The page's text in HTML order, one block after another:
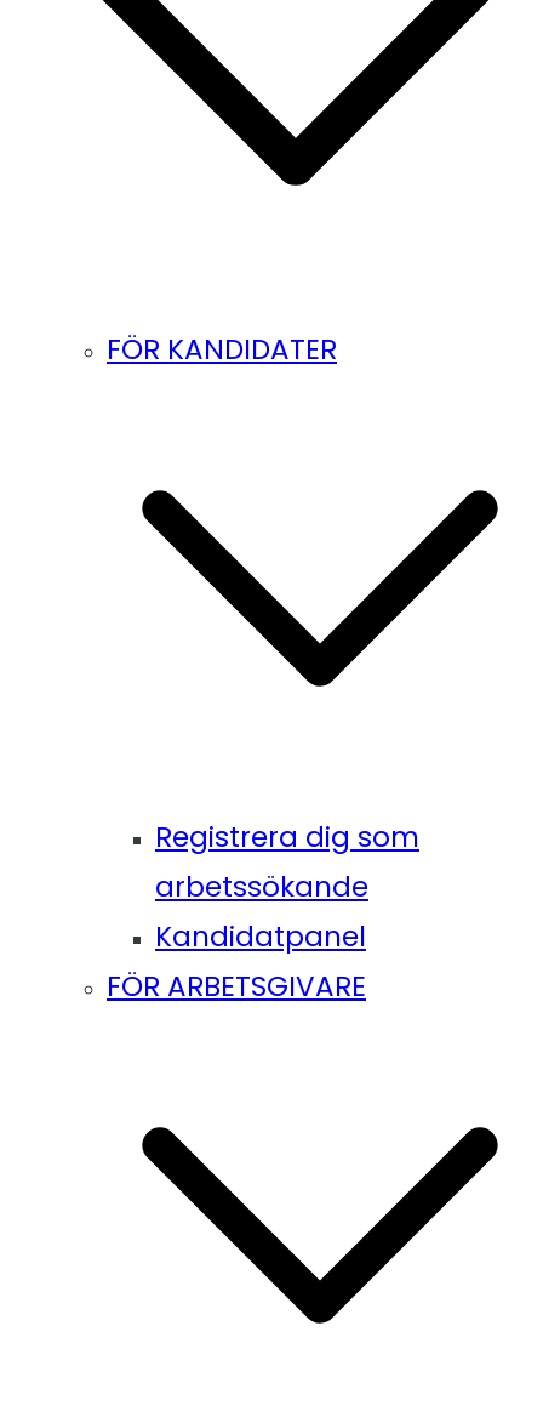
FÖR KANDIDATER
Registrera dig som
arbetssökande
Kandidatpanel
FÖR ARBETSGIVARE